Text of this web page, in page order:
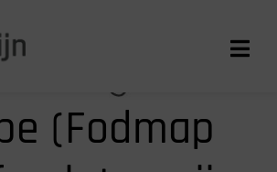
(Fodmap